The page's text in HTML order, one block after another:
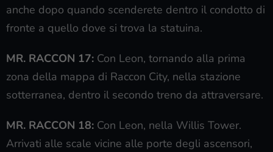
anche dopo quando scenderete dentro il condotto di
fronte a quello dove si trova la statuina.
MR. RACCON 17: Con Leon, tornando alla prima
zona della mappa di Raccon City, nella stazione
sotterranea, dentro il secondo treno da attraversare.
MR. RACCON 18: Con Leon, nella Willis Tower.
Arrivati alle scale vicine alle porte degli ascensori,